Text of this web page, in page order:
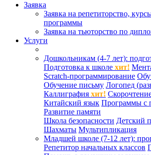
Заявка
Заявка на репетиторство,
программы
Заявка на тьюторство по
Услуги
Дошкольникам (4-7 лет):
Подготовка к школе хит!
Scratch-программирование
Обучение письму Логопед
Каллиграфия хит!
Китайский язык Программы с
Развитие памяти
Школа безопасности Детский
Шахматы Мультипликация
Младшей школе (7-12 лет):
Репетитор начальных классов